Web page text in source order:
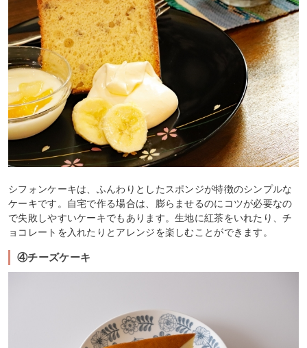
シフォンケーキは、ふんわりとしたスポンジが特徴のシンプルな
ケーキです。自宅で作る場合は、膨らませるのにコツが必要なの
で失敗しやすいケーキでもあります。生地に紅茶をいれたり、チ
ョコレートを入れたりとアレンジを楽しむことができます。
④チーズケーキ